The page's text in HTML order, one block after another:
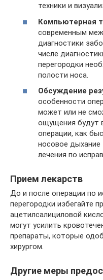
техники и
Компьютерная
современным
диагностики
числе
перегородки
полости носа.
Обсуждение
особенности
может или не
ощущения будут
операции, как
носовое дыхание
лечения по
Прием лекарств
До и после операции по
перегородки избегайте
ацетилсалициловой
могут усилить
препараты, которые
хирургом.
Другие меры